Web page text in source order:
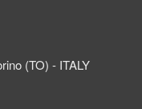
(TO) - ITALY